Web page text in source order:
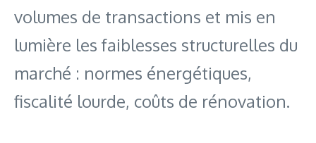
volumes de transactions et mis en
lumière les faiblesses structurelles du
marché : normes énergétiques,
fiscalité lourde, coûts de rénovation.